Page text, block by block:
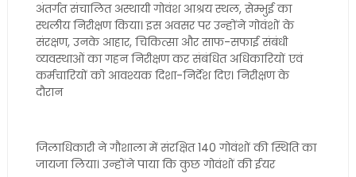
अंतर्गत संचालित अस्थायी गोवंश आश्रय स्थल, सेम्भुई का
स्थलीय निरीक्षण किया। इस अवसर पर उन्होंने गोवंशों के
संरक्षण, उनके आहार, चिकित्सा और साफ-सफाई संबंधी
व्यवस्थाओं का गहन निरीक्षण कर संबंधित अधिकारियों एवं
कर्मचारियों को आवश्यक दिशा-निर्देश दिए। निरीक्षण के
दौरान
जिलाधिकारी ने गौशाला में संरक्षित 140 गोवंशों की स्थिति का
जायजा लिया। उन्होंने पाया कि कुछ गोवंशों की ईयर